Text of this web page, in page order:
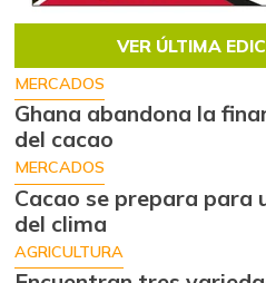
VER ÚLTIMA
MERCADOS
Ghana abandona la
del cacao
MERCADOS
Cacao se prepara para
del clima
AGRICULTURA